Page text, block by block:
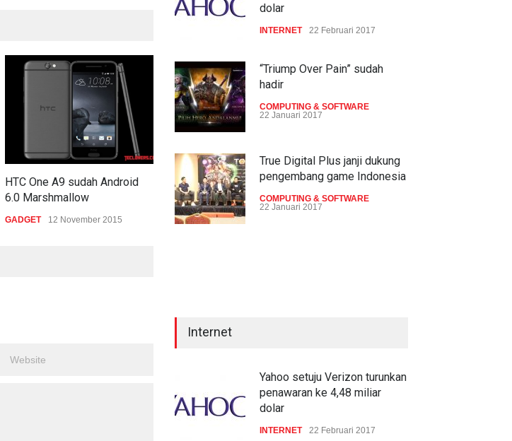
HTC One A9 sudah Android
6.0 Marshmallow
GADGET 12 November 2015
HTC produksi tablet 7 inci H7
GADGET 22 Mei 2015
HTC J Butterfly hadir di
Jepang
dolar
INTERNET 22 Februari 2017
“Triump Over Pain” sudah
hadir
COMPUTING & SOFTWARE
22 Januari 2017
True Digital Plus janji dukung
pengembang game Indonesia
COMPUTING & SOFTWARE
22 Januari 2017
pandangan mata
TECH SPEC 8 Januari 2017
Trend Micro prediksi
Internet
Yahoo setuju Verizon turunkan
penawaran ke 4,48 miliar
dolar
INTERNET 22 Februari 2017